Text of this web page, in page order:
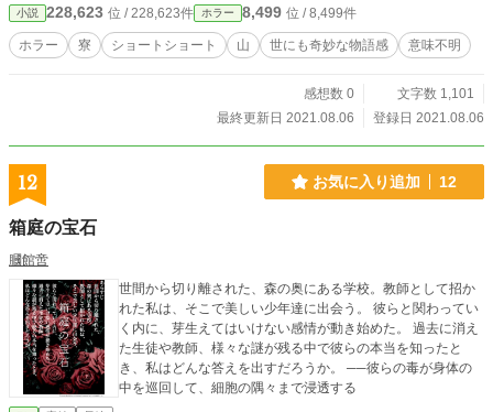
小説 228,623 位 / 228,623件 ホラー 8,499 位 / 8,499件
ホラー 寮 ショートショート 山 世にも奇妙な物語感 意味不明
感想数 0
文字数 1,101
最終更新日 2021.08.06
登録日 2021.08.06
12 お気に入り追加 12
箱庭の宝石
膕館啻
世間から切り離された、森の奥にある学校。教師として招か
れた私は、そこで美しい少年達に出会う。 彼らと関わってい
く内に、芽生えてはいけない感情が動き始めた。 過去に消え
た生徒や教師、様々な謎が残る中で彼らの本当を知ったと
き、私はどんな答えを出すだろうか。 ──彼らの毒が身体の
中を巡回して、細胞の隅々まで浸透する